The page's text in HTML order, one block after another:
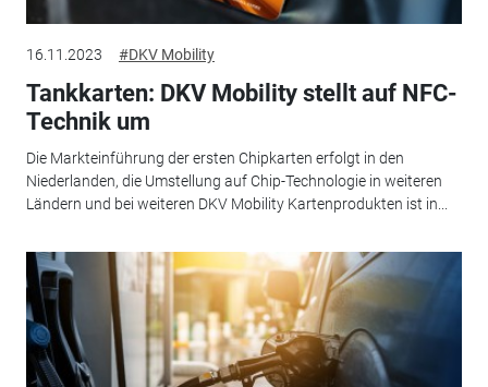
16.11.2023 #DKV Mobility
Tankkarten: DKV Mobility stellt auf NFC-
Technik um
Die Markteinführung der ersten Chipkarten erfolgt in den
Niederlanden, die Umstellung auf Chip-Technologie in weiteren
Ländern und bei weiteren DKV Mobility Kartenprodukten ist in...